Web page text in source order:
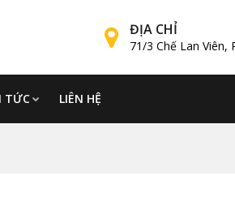
ĐỊA CHỈ
71/3 Chế Lan Viên,
TỨC LIÊN HỆ